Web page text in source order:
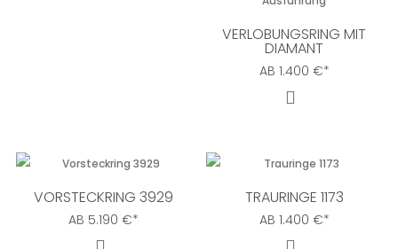
VERLOBUNGSRING MIT
DIAMANT
AB 1.400 €*
VORSTECKRING 3929
AB 5.190€*
TRAURINGE 1173
AB 1.400 €*